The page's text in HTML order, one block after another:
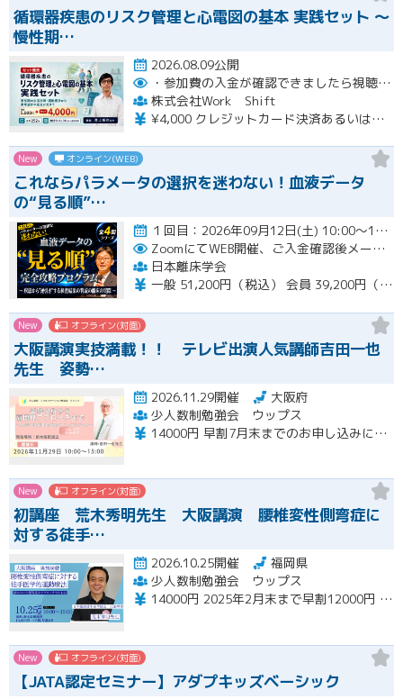
循環器疾患のリスク管理と心電図の基本 実践セット ～
慢性期…
2026.08.09公開
・参加費の入金が確認できましたら視聴用URLとパスワードおよび資料をお申込みいただきましたメールアドレスに送付します。
株式会社Work Shift
¥4,000 クレジットカード決済あるいは銀行振込となります。
New オンライン(WEB)
これならパラメータの選択を迷わない！血液データ
の“見る順”…
１回目：2026年09月12日(土) 10:00〜16:00 ２回目：2026年10月31日(土) 10:00〜16…開催
ZoomにてWEB開催、ご入金確認後メールにてURLをお知らせいたします。
日本離床学会
一般 51,200円（税込） 会員 39,200円（税込）
New オフライン(対面)
大阪講演実技満載！！ テレビ出演人気講師吉田一也
先生 姿勢…
2026.11.29開催
大阪府
少人数制勉強会 ウップス
14000円 早割7月末までのお申し込みにて12000 さらにペア割2000円引き
New オフライン(対面)
初講座 荒木秀明先生 大阪講演 腰椎変性側弯症に
対する徒手…
2026.10.25開催
福岡県
少人数制勉強会 ウップス
14000円 2025年2月末まで早割12000円 ペア割さらに1000円引き
New オフライン(対面)
【JATA認定セミナー】アダプキッズベーシック